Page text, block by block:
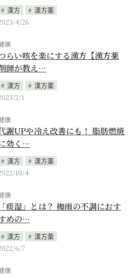
漢方
漢方薬
4/26
康
らい咳を楽にする漢方【漢方薬
師が教え…
漢方
漢方薬
2/1
康
謝UPや冷え改善にも！ 脂肪燃焼
効く…
漢方
漢方薬
10/4
康
「痰湿」とは？ 梅雨の不調におす
めの…
漢方
漢方薬
6/7
康